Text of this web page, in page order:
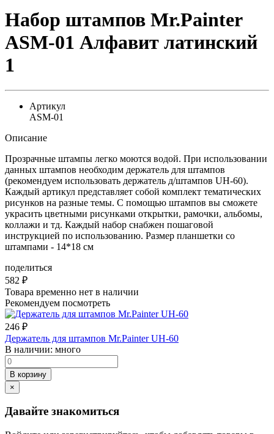
Набор штампов Mr.Painter
ASM-01 Алфавит латинский
1
Артикул
ASM-01
Описание
Прозрачные штампы легко моются водой. При использовании
данных штампов необходим держатель для штампов
(рекомендуем использовать держатель д/штампов UH-60).
Каждый артикул представляет собой комплект тематических
рисунков на разные темы. С помощью штампов вы сможете
украсить цветными рисунками открытки, рамочки, альбомы,
коллажи и тд. Каждый набор снабжен пошаговой
инструкцией по использованию. Размер планшетки со
штампами - 14*18 см
поделиться
582 ₽
Товара временно нет в наличии
Рекомендуем посмотреть
246 ₽
Держатель для штампов Mr.Painter UH-60
В наличии: много
В корзину
×
Давайте знакомиться